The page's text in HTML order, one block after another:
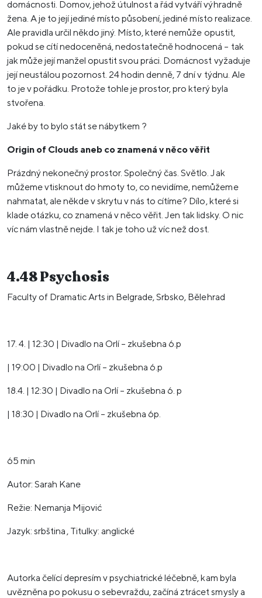
domácnosti. Domov, jehož útulnost a řád vytváří výhradně
žena. A je to její jediné místo působení, jediné místo realizace.
Ale pravidla určil někdo jiný. Místo, které nemůže opustit,
pokud se cítí nedoceněná, nedostatečně hodnocená – tak
jak může její manžel opustit svou práci. Domácnost vyžaduje
její neustálou pozornost. 24 hodin denně, 7 dní v týdnu. Ale
to je v pořádku. Protože tohle je prostor, pro který byla
stvořena.
Jaké by to bylo stát se nábytkem ?
Origin of Clouds aneb co znamená v něco věřit
Prázdný nekonečný prostor. Společný čas. Světlo. Jak
můžeme vtisknout do hmoty to, co nevidíme, nemůžeme
nahmatat, ale někde v skrytu v nás to cítíme? Dílo, které si
klade otázku, co znamená v něco věřit. Jen tak lidsky. O nic
víc nám vlastně nejde. I tak je toho už víc než dost.
4.48Psychosis
Faculty of Dramatic Arts in Belgrade, Srbsko, Bělehrad
17. 4. | 12:30 | Divadlo na Orlí – zkušebna 6.p
| 19:00 | Divadlo na Orlí – zkušebna 6.p
18.4. | 12:30 | Divadlo na Orlí – zkušebna 6. p
| 18:30 | Divadlo na Orlí – zkušebna 6p.
65 min
Autor: Sarah Kane
Režie: Nemanja Mijović
Jazyk: srbština , Titulky: anglické
Autorka čelící depresím v psychiatrické léčebně, kam byla
uvězněna po pokusu o sebevraždu, začíná ztrácet smysly a